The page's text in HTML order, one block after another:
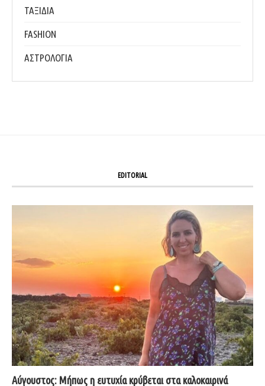
ΤΑΞΙΔΙΑ
FASHION
ΑΣΤΡΟΛΟΓΙΑ
EDITORIAL
Αύγουστος: Μήπως η ευτυχία κρύβεται στα καλοκαιρινά